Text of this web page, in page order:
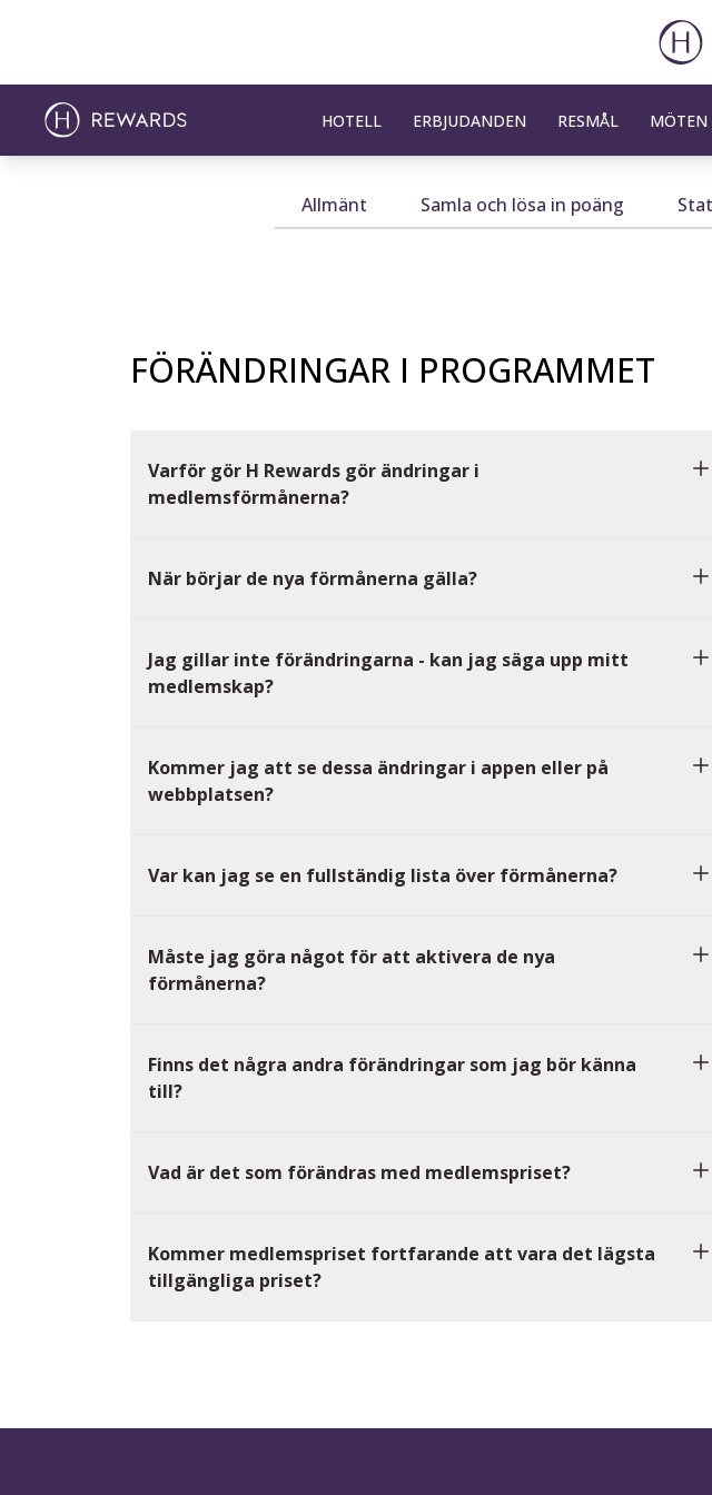
HOTELL ERBJUDANDEN RESMÅL MÖTEN
Allmänt Samla och lösa in poäng
FÖRÄNDRINGAR I PROGRAMMET
Varför gör H Rewards gör ändringar i
medlemsförmånerna?
När börjar de nya förmånerna gälla?
Jag gillar inte förändringarna - kan jag säga upp mitt
medlemskap?
Kommer jag att se dessa ändringar i appen eller på
webbplatsen?
Var kan jag se en fullständig lista över förmånerna?
Måste jag göra något för att aktivera de nya
förmånerna?
Finns det några andra förändringar som jag bör känna
till?
Vad är det som förändras med medlemspriset?
Kommer medlemspriset fortfarande att vara det lägsta
tillgängliga priset?